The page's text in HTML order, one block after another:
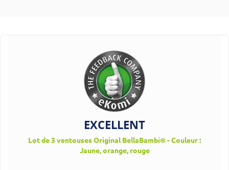
EXCELLENT
Lot de 3 ventouses Original BellaBambi® - Couleur :
Jaune, orange, rouge